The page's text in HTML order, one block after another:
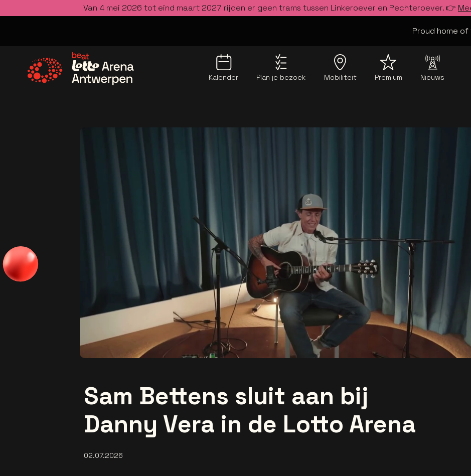
Van 4 mei 2026 tot eind maart 2027 rijden er geen trams tussen Linkeroever en Rechteroever. 👉
Proud home of
Kalender Plan je bezoek Mobiliteit Premium Nieuws
Sam Bettens sluit aan bij
Danny Vera in de Lotto Arena
02.07.2026